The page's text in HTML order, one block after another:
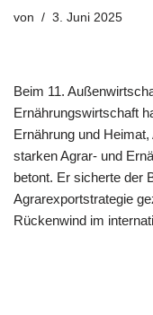
von 3. Juni 2025
Beim 11.
Ernährungswirtschaft
Ernährung und
starken Agrar- und
betont. Er sicherte der
Agrarexportstrategie
Rückenwind im